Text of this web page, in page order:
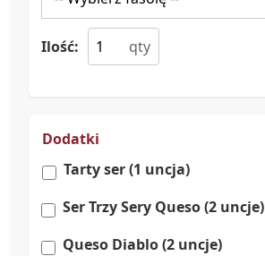
Ilość:
Dodatki
Tarty ser (1 uncja)
Ser Trzy Sery Queso (2 uncje)
Queso Diablo (2 uncje)